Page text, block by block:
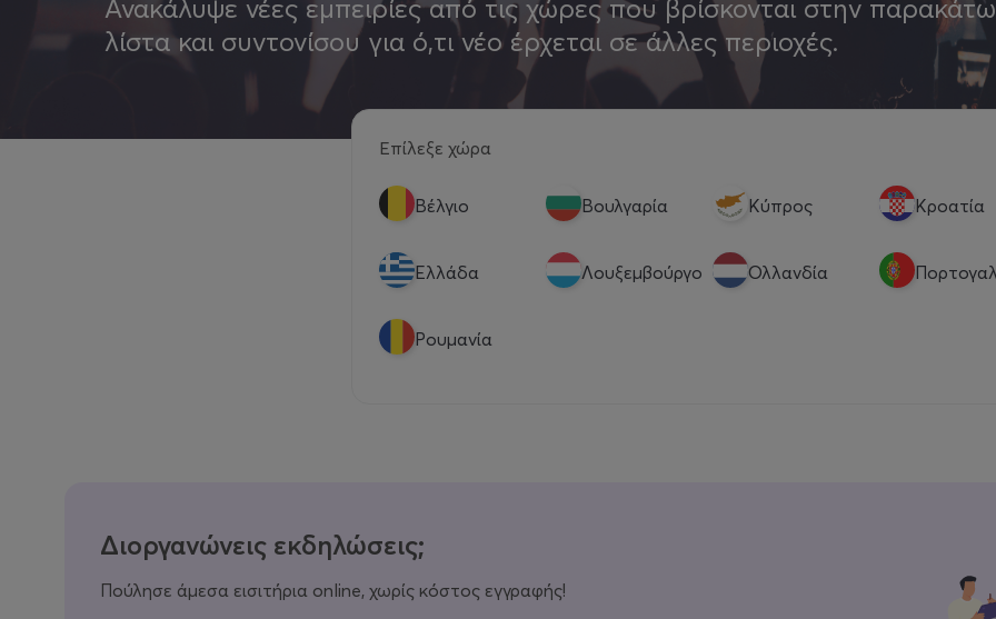
Ανακάλυψε νέες εμπειρίες από τις χώρες που βρίσκονται στην παρακάτω
λίστα και συντονίσου για ό,τι νέο έρχεται σε άλλες περιοχές.
Επίλεξε χώρα
Βέλγιο Βουλγαρία Κύπρος Κροατία
Eλλάδα Λουξεμβούργο Ολλανδία
Ρουμανία
Διοργανώνεις εκδηλώσεις;
Πούλησε άμεσα εισιτήρια online, χωρίς κόστος εγγραφής!